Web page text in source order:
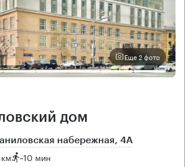
Еще 2 фото
дом
набережная, 4А
~10 мин